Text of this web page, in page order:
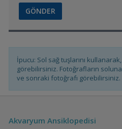
İpucu: Sol sağ tuşlarını
görebilirsiniz. Fotoğrafların
ve sonraki fotoğrafı görebilirsiniz.
Akvaryum Ansiklopedisi